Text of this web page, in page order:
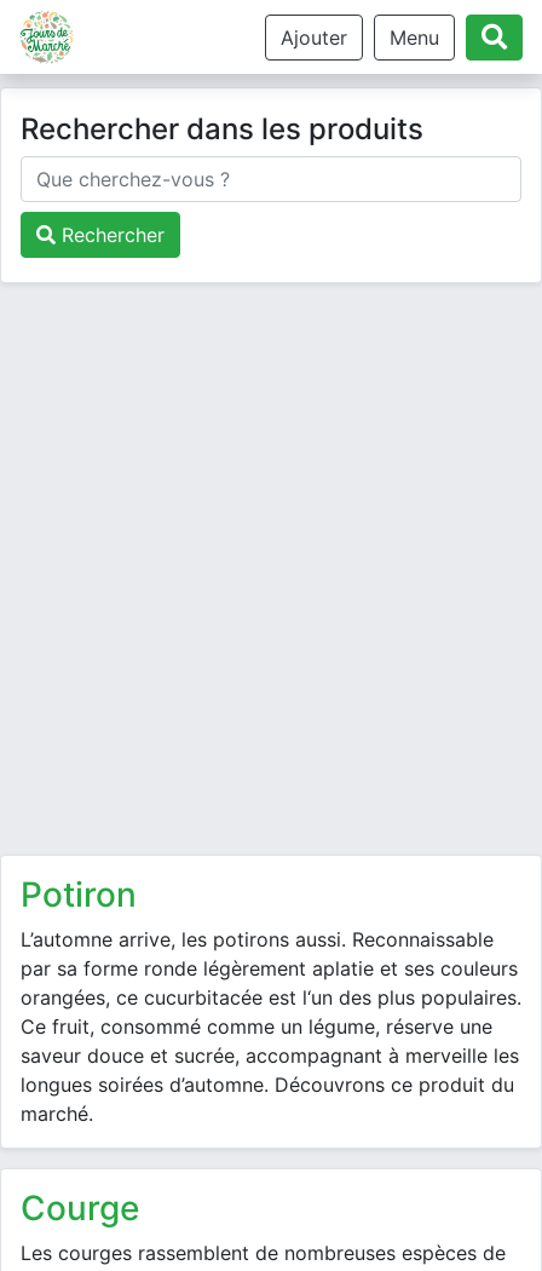
Ajouter Menu
Rechercher dans les produits
Rechercher
potiron
L’automne arrive, les potirons aussi. Reconnaissable
par sa forme ronde légèrement aplatie et ses couleurs
orangées, ce cucurbitacée est l‘un des plus populaires.
Ce fruit, consommé comme un légume, réserve une
saveur douce et sucrée, accompagnant à merveille les
longues soirées d’automne. Découvrons ce produit du
marché.
courge
Les courges rassemblent de nombreuses espèces de